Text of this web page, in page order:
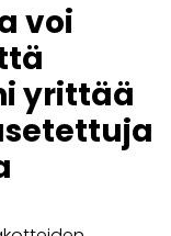
voi
yrittää